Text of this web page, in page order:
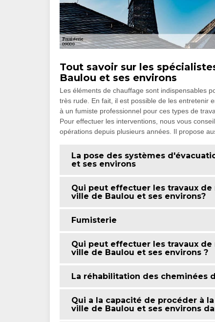
Tout savoir sur les
Baulou et ses environs
Les éléments de chauffage sont indispensables
très rude. En fait, il est possible de les entretenir
à un fumiste professionnel pour ces types de
Pour effectuer les interventions, nous vous
opérations depuis plusieurs années. Il propose
La pose des systèmes
et ses environs
Qui peut effectuer les travaux
ville de Baulou et ses environs?
Fumisterie
Qui peut effectuer les travaux
ville de Baulou et ses environs ?
La réhabilitation des cheminées
Qui a la capacité de procéder à
ville de Baulou et ses environs